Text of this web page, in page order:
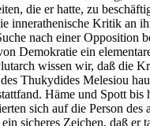
die er hatte, zu
innerathenische Kritik an
nach einer Opposition
Demokratie ein
wissen wir, daß die
Thukydides Melesiou
Häme und Spott bis
sich auf die Person des
sicheres Zeichen, daß er